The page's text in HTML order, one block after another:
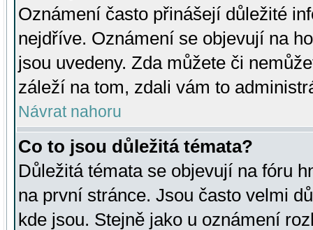
Oznámení často přinášejí důležité
nejdříve. Oznámení se objevují na
jsou uvedeny. Zda můžete či
záleží na tom, zdali vám to
Návrat nahoru
Co to jsou důležitá témata?
Důležitá témata se objevují na fóru
na první stránce. Jsou často velmi
kde jsou. Stejně jako u oznámení